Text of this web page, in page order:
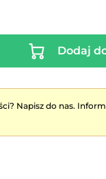
Dodaj
Napisz do nas.